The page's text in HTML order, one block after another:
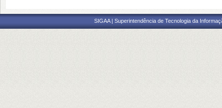
SIGAA | Superintendência de Tecnologia da